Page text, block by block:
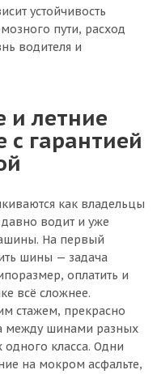
устойчивость
пути, расход
водителя и
и летние
гарантией
как владельцы
водит и уже
На первый
шины — задача
оплатить и
всё сложнее.
стажем, прекрасно
между шинами разных
класса. Одни
на мокром асфальте,